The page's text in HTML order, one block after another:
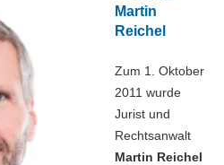
Martin
Reichel
Zum 1. Oktober
2011 wurde
Jurist und
Rechtsanwalt
Martin Reichel